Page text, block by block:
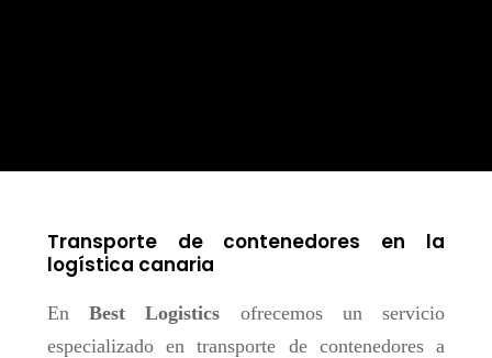
Transporte de contenedores en la
logística canaria
En Best Logistics ofrecemos un servicio
especializado en transporte de contenedores a